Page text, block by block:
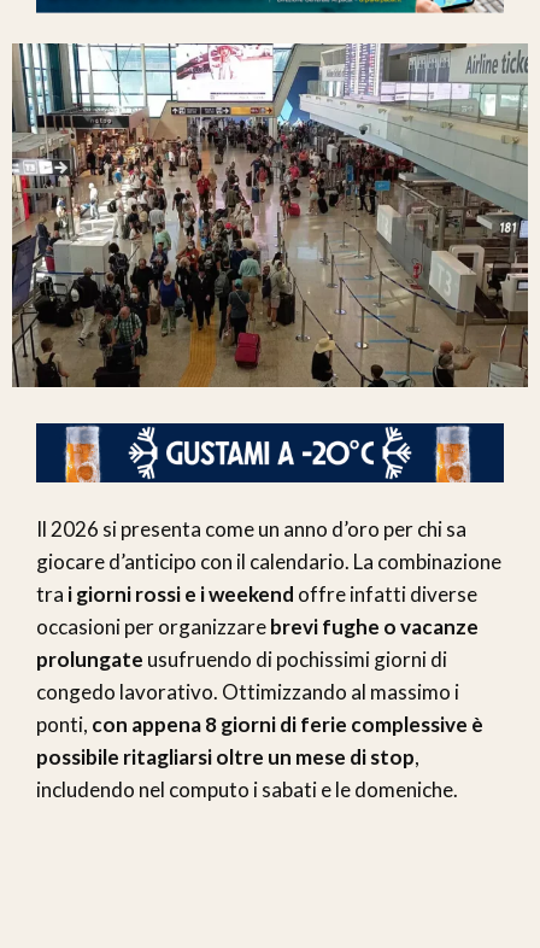
Il 2026 si presenta come un anno d’oro per chi sa
giocare d’anticipo con il calendario. La combinazione
tra i giorni rossi e i weekend offre infatti diverse
occasioni per organizzarebrevi fughe o vacanze
prolungate usufruendo di pochissimi giorni di
congedo lavorativo. Ottimizzando al massimo i
ponti, con appena 8 giorni di ferie complessive è
possibile ritagliarsi oltre un mese di stop,
includendo nel computo i sabati e le domeniche.